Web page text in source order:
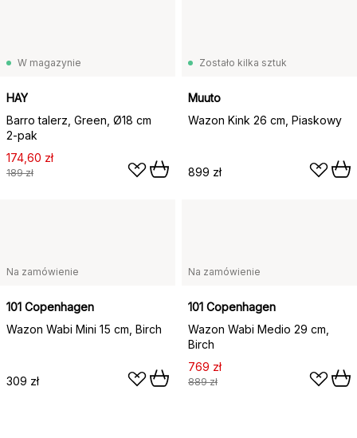
W magazynie
HAY
Barro talerz, Green, Ø18 cm
2‑pak
174,60 zł
189 zł
Zostało kilka sztuk
Muuto
Wazon Kink 26 cm, Piaskowy
899 zł
Na zamówienie
101 Copenhagen
Wazon Wabi Mini 15 cm, Birch
309 zł
Na zamówienie
101 Copenhagen
Wazon Wabi Medio 29 cm,
Birch
769 zł
889 zł